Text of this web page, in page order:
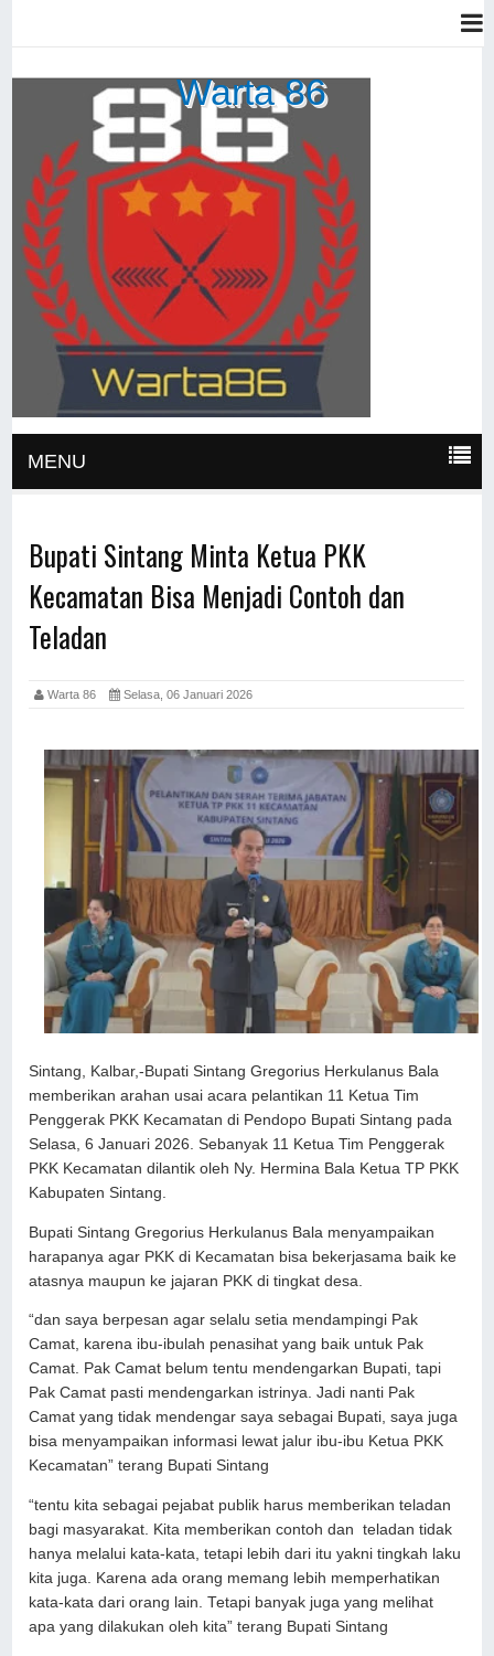
Warta 86
MENU
Bupati Sintang Minta Ketua PKK
Kecamatan Bisa Menjadi Contoh dan
Teladan
Warta 86 Selasa, 06 Januari 2026
Sintang, Kalbar,-Bupati Sintang Gregorius Herkulanus Bala
memberikan arahan usai acara pelantikan 11 Ketua Tim
Penggerak PKK Kecamatan di Pendopo Bupati Sintang pada
Selasa, 6 Januari 2026. Sebanyak 11 Ketua Tim Penggerak
PKK Kecamatan dilantik oleh Ny. Hermina Bala Ketua TP PKK
Kabupaten Sintang.
Bupati Sintang Gregorius Herkulanus Bala menyampaikan
harapanya agar PKK di Kecamatan bisa bekerjasama baik ke
atasnya maupun ke jajaran PKK di tingkat desa.
“dan saya berpesan agar selalu setia mendampingi Pak
Camat, karena ibu-ibulah penasihat yang baik untuk Pak
Camat. Pak Camat belum tentu mendengarkan Bupati, tapi
Pak Camat pasti mendengarkan istrinya. Jadi nanti Pak
Camat yang tidak mendengar saya sebagai Bupati, saya juga
bisa menyampaikan informasi lewat jalur ibu-ibu Ketua PKK
Kecamatan” terang Bupati Sintang
“tentu kita sebagai pejabat publik harus memberikan teladan
bagi masyarakat. Kita memberikan contoh dan teladan tidak
hanya melalui kata-kata, tetapi lebih dari itu yakni tingkah laku
kita juga. Karena ada orang memang lebih memperhatikan
kata-kata dari orang lain. Tetapi banyak juga yang melihat
apa yang dilakukan oleh kita” terang Bupati Sintang